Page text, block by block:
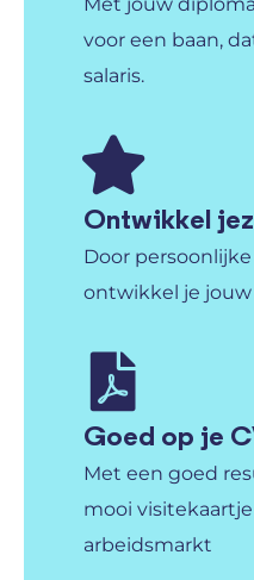
voor een baan,
salaris.
Ontwikkel
Door
ontwikkel je
Goed op je
Met een goed
mooi
arbeidsmarkt